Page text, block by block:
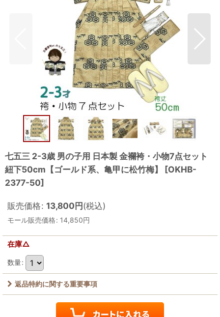
七五三 2-3歳 男の子用 日本製 金襴袴・小物7点セット
紐下50cm【ゴールド系、亀甲に松竹梅】
[OKHB-
2377-50]
販売価格: 13,800円(税込)
モール販売価格: 14,850円
在庫△
数量:
返品特約に関する重要事項